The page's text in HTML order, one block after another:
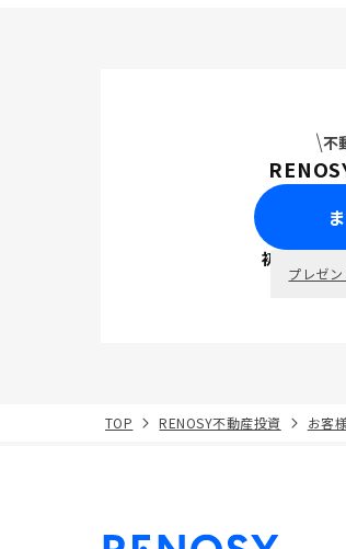
不
初回面談で
プレゼ
TOP RENOSY不動産投資 お客